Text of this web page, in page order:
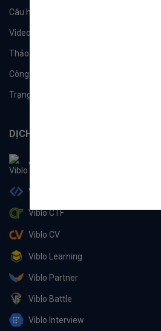
Câu hỏi
Videos
Thảo luận
Công cụ
Trạng thái hệ thống
DỊCH VỤ
Viblo
Viblo Code
Viblo CTF
Viblo CV
Viblo Learning
Viblo Partner
Viblo Battle
Viblo Interview